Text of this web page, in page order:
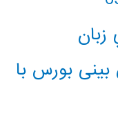
بورس با